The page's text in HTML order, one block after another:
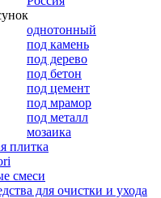
однотонный
под камень
под дерево
под бетон
под цемент
под мрамор
под металл
мозаика
плитка
смеси
для очистки и ухода